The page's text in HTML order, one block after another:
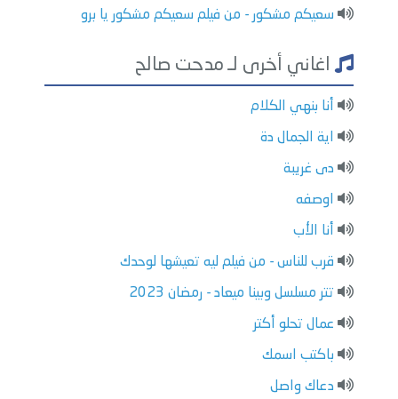
سعيكم مشكور - من فيلم سعيكم مشكور يا برو
اغاني أخرى لـ مدحت صالح
أنا بنهي الكلام
اية الجمال دة
دى غريبة
اوصفه
أنا الأب
قرب للناس - من فيلم ليه تعيشها لوحدك
تتر مسلسل وبينا ميعاد - رمضان 2023
عمال تحلو أكتر
باكتب اسمك
دعاك واصل